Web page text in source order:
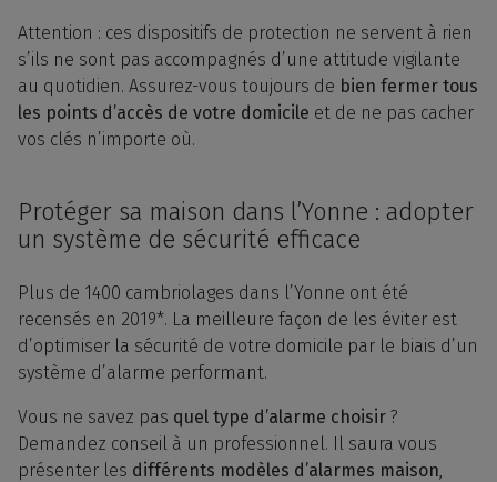
Attention : ces dispositifs de protection ne servent à rien
s’ils ne sont pas accompagnés d’une attitude vigilante
au quotidien. Assurez-vous toujours de bien fermer tous
les points d’accès de votre domicile et de ne pas cacher
vos clés n’importe où.
Protéger sa maison dans l’Yonne : adopter
un système de sécurité efficace
Plus de 1400 cambriolages dans l’Yonne ont été
recensés en 2019*. La meilleure façon de les éviter est
d’optimiser la sécurité de votre domicile par le biais d’un
système d’alarme performant.
Vous ne savez pas quel type d’alarme choisir ?
Demandez conseil à un professionnel. Il saura vous
présenter les différents modèles d’alarmes maison,